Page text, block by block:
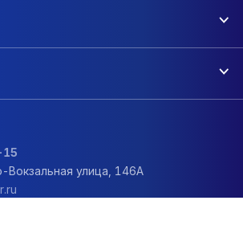
Вокзальная улица, 146А